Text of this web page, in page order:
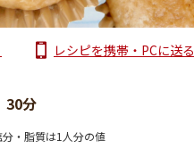
レシピを携帯・PCに送る
30分
・脂質は1人分の値